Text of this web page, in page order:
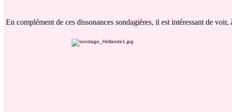
En complément de ces dissonances sondagières, il est intéressant de